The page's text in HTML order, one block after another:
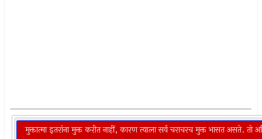
मुक्तात्मा इतरांना मुक्त करीत नाहीं, कारण त्याला सर्व चराचरच मुक्त भासत असते. तो